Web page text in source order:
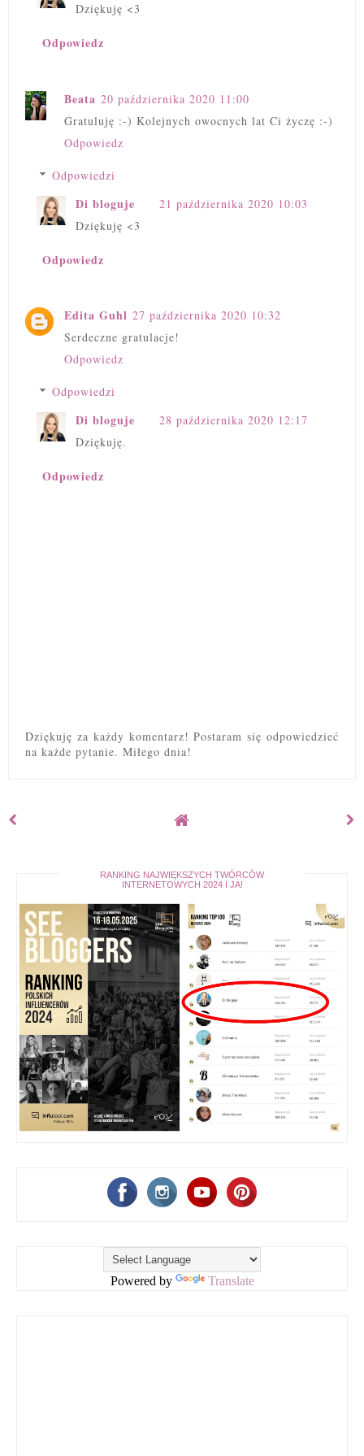
Dziękuję <3
Odpowiedz
Beata 20 października 2020 11:00
Gratuluję :-) Kolejnych owocnych lat Ci życzę :-)
Odpowiedz
Odpowiedzi
Di bloguje
21 października 2020 10:03
Dziękuję <3
Odpowiedz
Edita Guhl 27 października 2020 10:32
Serdeczne gratulacje!
Odpowiedz
Odpowiedzi
Di bloguje
28 października 2020 12:17
Dziękuję.
Odpowiedz
Dziękuję za każdy komentarz! Postaram się odpowiedzieć
na każde pytanie. Miłego dnia!
RANKING NAJWIĘKSZYCH TWÓRCÓW
INTERNETOWYCH 2024 I JA!
Powered by Translate